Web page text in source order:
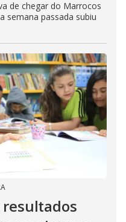
de chegar do Marrocos
semana passada subiu
resultados